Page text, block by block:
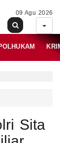
09 Agu 2026
Sita